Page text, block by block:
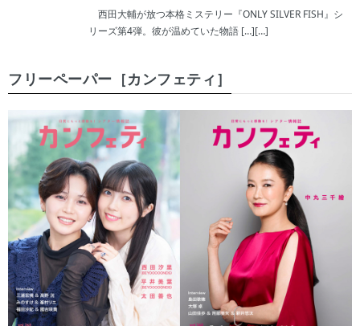
西田大輔が放つ本格ミステリー『ONLY SILVER FISH』シ
リーズ第4弾。彼が温めていた物語 […][…]
フリーペーパー［カンフェティ］